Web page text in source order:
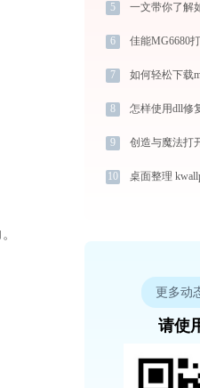
5
6
7
8 怎样使用dll修
9
10
更多动
请使